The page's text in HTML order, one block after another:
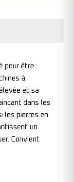
pour être
à
et sa
dans les
les pierres en
un
Convient